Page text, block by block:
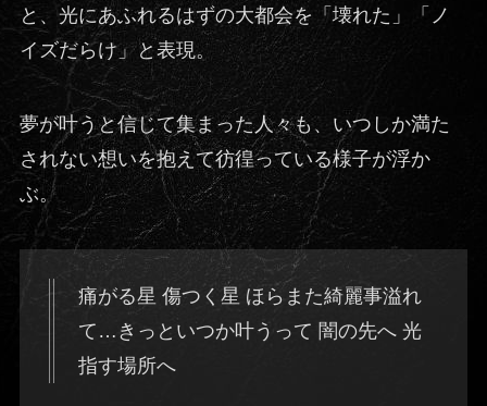
と、光にあふれるはずの大都会を「壊れた」「ノ
イズだらけ」と表現。
夢が叶うと信じて集まった人々も、いつしか満た
されない想いを抱えて彷徨っている様子が浮か
ぶ。
痛がる星 傷つく星 ほらまた綺麗事溢れ
て…きっといつか叶うって 闇の先へ 光
指す場所へ